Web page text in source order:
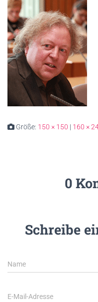
Größe: 150 × 150 | 160 ×
0
Schreibe
Name
E-Mail-Adresse